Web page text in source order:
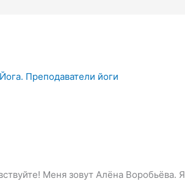
Преподаватели йоги
Меня зовут Алёна Воробьёва. Я